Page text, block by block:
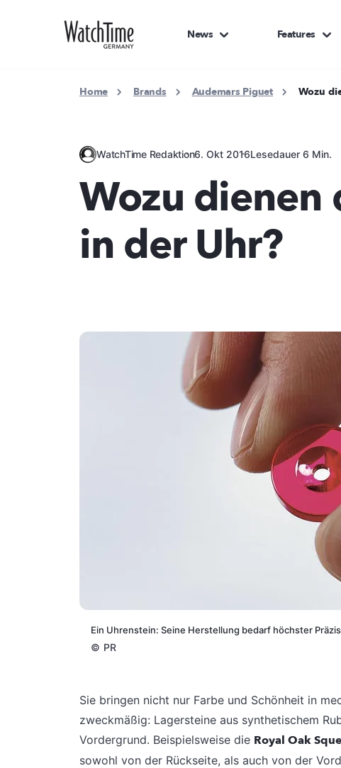
News Features
Home Brands Audemars Piguet Wozu
WatchTime Redaktion6. Okt 2016Lesedauer 6 Min.
Wozu dienen
in der Uhr?
Ein Uhrenstein: Seine Herstellung bedarf höchster
© PR
Sie bringen nicht nur Farbe und Schönheit in
zweckmäßig: Lagersteine aus synthetischem
Vordergrund. Beispielsweise die Royal Oak
sowohl von der Rückseite, als auch von der